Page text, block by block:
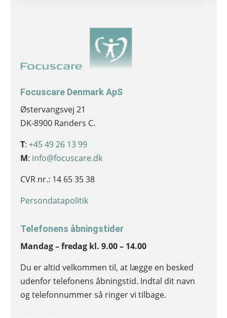
Focuscare Denmark ApS
Østervangsvej 21
DK-8900 Randers C.
T:+45 49 26 13 99
M: info@focuscare.dk
CVR nr.: 14 65 35 38
Persondatapolitik
Telefonens åbningstider
Mandag – fredag kl. 9.00 – 14.00
Du er altid velkommen til, at lægge en besked
udenfor telefonens åbningstid. Indtal dit navn
og telefonnummer så ringer vi tilbage.